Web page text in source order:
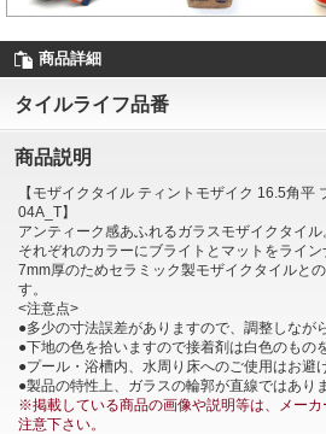
商品詳細
タイルライフ品番
商品説明
【モザイクタイル ティントモザイク 16.5角平
04A_T】
アンティーク感あふれるガラスモザイクタイル
それぞれのカラーにブライトとマットをライン
7mm厚のためセラミック製モザイクタイルと
す。
<注意点>
●多少の寸法誤差がありますので、調整しなが
●下地の色を拾いますので接着剤は白色のもの
●プール・浴槽内、水周り床へのご使用はお避
●製品の特性上、ガラスの輪郭が直線ではあり
※掲載している商品の画像や説明等は、メー
注意下さい。